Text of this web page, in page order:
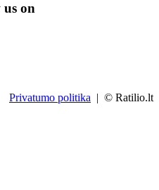
on
Privatumo politika | © Ratilio.lt